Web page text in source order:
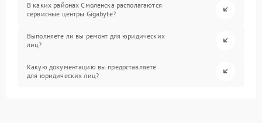
В каких районах Смоленска располагаются
сервисные центры Gigabyte?
Выполняете ли вы ремонт для юридических
лиц?
Какую документацию вы предоставляете
для юридических лиц?